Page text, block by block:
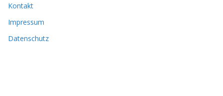
Kontakt
Impressum
Datenschutz